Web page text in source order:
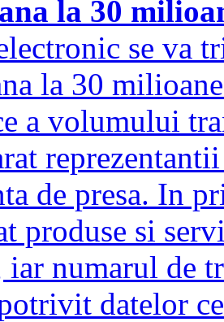
la 30
se va
la 30
a volumului
de presa. In
produse si
iar numarul de
datelor